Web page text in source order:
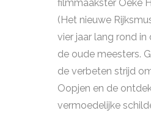
filmmaakster Oeke
(Het nieuwe
vier jaar lang rond in
de oude meesters.
de verbeten strijd
Oopjen en de
vermoedelijke